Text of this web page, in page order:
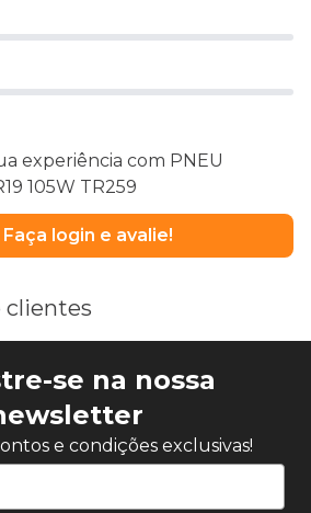
experiência com PNEU
105W TR259
Faça login e avalie!
clientes
se na nossa
e condições exclusivas!